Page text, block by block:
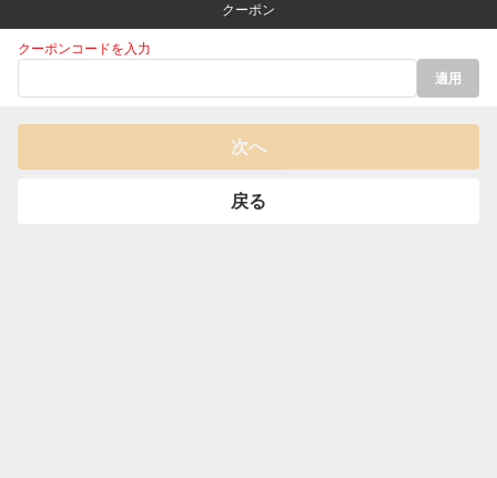
クーポン
クーポンコードを入力
適用
次へ
戻る